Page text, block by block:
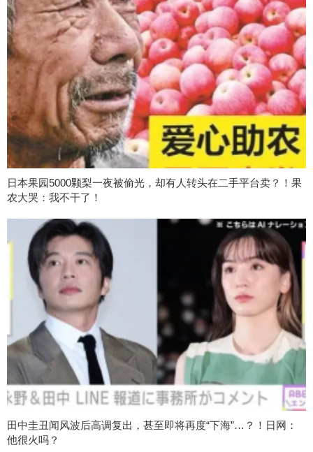
日本果园5000颗梨一夜被偷光，却有人转头在二手平台卖？！果
农大哭：我不干了！
田中圭丑闻风波后高调复出，甚至即将再度“下海”…？！日网：
他很火吗？